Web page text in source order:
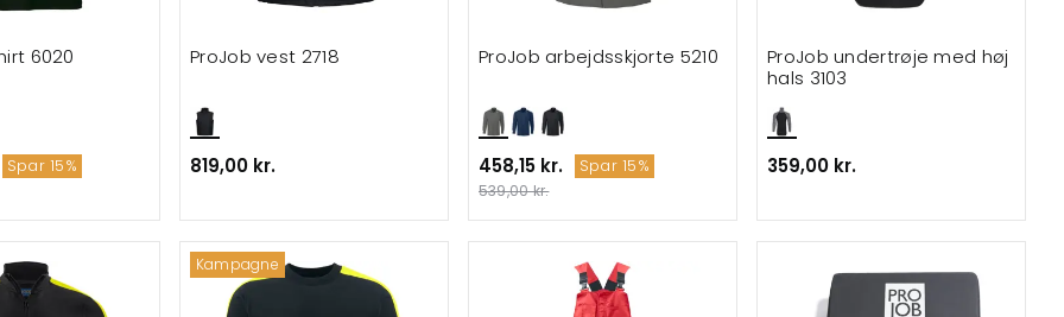
6020
Spar 15%
ProJob vest 2718
819,00 kr.
ProJob arbejdsskjorte 5210
458,15 kr. Spar 15%
539,00 kr.
ProJob undertrøje med høj
hals 3103
359,00 kr.
Kampagne